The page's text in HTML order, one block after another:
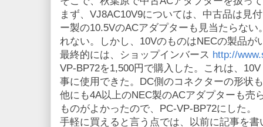
まず、VJ8AC10V9については、中古品は見
ー製の10.5VのACアダプターも見当たらな
れない。しかし、10VのものはNECの製品が
最終的には、ショップインバース http://
VP-BP72を1,500円で購入した。これは、
事に使用できた。DC側のコネクターの形状
他にも4A以上のNEC製のACアダプターも売
ものがよかったので、PC-VP-BP72にした。
手軽に買えると言う点では、以前に記事を書